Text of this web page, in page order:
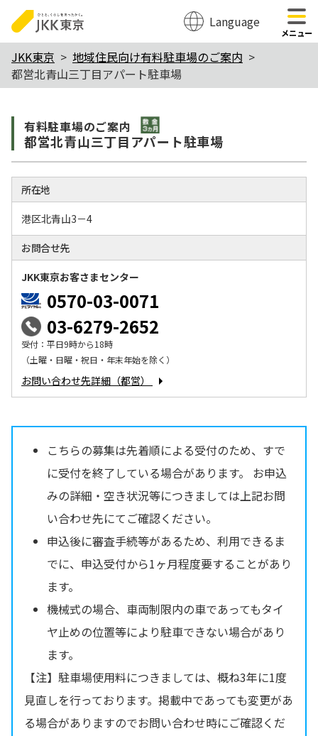
のページの本文へ移動
Language
メニュー
JKK東京
地域住民向け有料駐車場のご案内
都営北青山三丁目アパート駐車場
有料駐⾞場のご案内 敷金3か月
都営北青山三丁目アパート駐車場
所在地
港区北青山3－4
お問合せ先
JKK東京お客さまセンター
0570-03-0071
03-6279-2652
受付：平日9時から18時
（土曜・日曜・祝日・年末年始を除く）
お問い合わせ先詳細（都営）
こちらの募集は先着順による受付のため、すで
に受付を終了している場合があります。 お申込
みの詳細・空き状況等につきましては上記お問
い合わせ先にてご確認ください。
申込後に審査手続等があるため、利用できるま
でに、申込受付から1ヶ月程度要することがあり
ます。
機械式の場合、車両制限内の車であってもタイ
ヤ止めの位置等により駐車できない場合があり
ます。
【注】駐車場使用料につきましては、概ね3年に1度
見直しを行っております。掲載中であっても変更があ
る場合がありますのでお問い合わせ時にご確認くだ